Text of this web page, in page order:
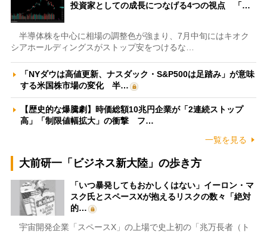
投資家としての成長につなげる4つの視点 「…
半導体株を中心に相場の調整色が強まり、7月中旬にはキオク
シアホールディングスがストップ安をつけるな…
「NYダウは高値更新、ナスダック・S&P500は足踏み」が意味
する米国株市場の変化 半…
【歴史的な爆騰劇】時価総額10兆円企業が「2連続ストップ
高」「制限値幅拡大」の衝撃 フ…
一覧を見る
大前研一「ビジネス新大陸」の歩き方
「いつ暴発してもおかしくはない」イーロン・マ
スク氏とスペースXが抱えるリスクの数々「絶対
的…
宇宙開発企業「スペースX」の上場で史上初の「兆万長者（ト